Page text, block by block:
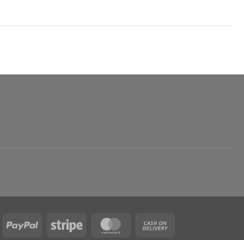
Visa PayPal Stripe MasterCard